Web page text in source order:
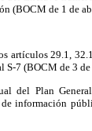
(BOCM de 1 de
artículos 29.1,
S-7 (BOCM de 3
del Plan
información